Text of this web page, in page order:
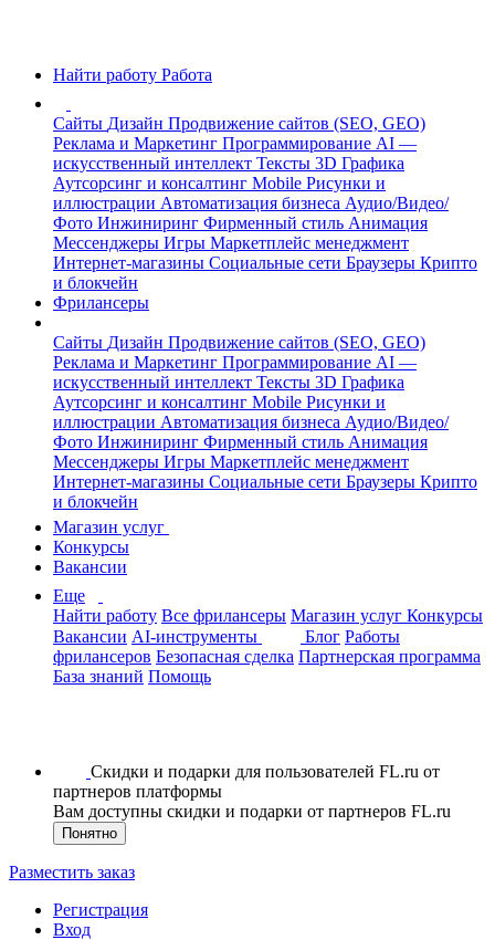
Найти работу Работа
Сайты Дизайн Продвижение сайтов (SEO, GEO)
Реклама и Маркетинг Программирование AI —
искусственный интеллект Тексты 3D Графика
Аутсорсинг и консалтинг Mobile Рисунки и
иллюстрации Автоматизация бизнеса Аудио/Видео/
Фото Инжиниринг Фирменный стиль Анимация
Мессенджеры Игры Маркетплейс менеджмент
Интернет-магазины Социальные сети Браузеры Крипто
и блокчейн
Фрилансеры
Сайты Дизайн Продвижение сайтов (SEO, GEO)
Реклама и Маркетинг Программирование AI —
искусственный интеллект Тексты 3D Графика
Аутсорсинг и консалтинг Mobile Рисунки и
иллюстрации Автоматизация бизнеса Аудио/Видео/
Фото Инжиниринг Фирменный стиль Анимация
Мессенджеры Игры Маркетплейс менеджмент
Интернет-магазины Социальные сети Браузеры Крипто
и блокчейн
Магазин услуг
Конкурсы
Вакансии
Еще
Найти работу Все фрилансеры Магазин услуг Конкурсы
Вакансии AI-инструменты Блог Работы
фрилансеров Безопасная сделка Партнерская программа
База знаний Помощь
Скидки и подарки для пользователей FL.ru от
партнеров платформы
Вам доступны скидки и подарки от партнеров FL.ru
Понятно
Разместить заказ
Регистрация
Вход